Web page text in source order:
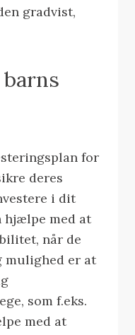
gradvist,
for
deres
i dit
med at
når de
mulighed er at
som f.eks.
med at